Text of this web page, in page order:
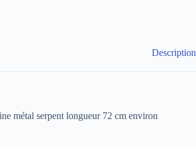
Description
métal serpent longueur 72 cm environ